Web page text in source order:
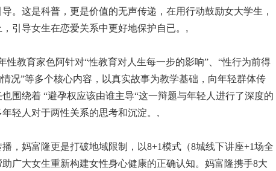
。这是科普，更是价值的无声传递，在用行动鼓励女大学生，
引导女生在恋爱关系中更好地保护自已。 ,
教育家色阿针对“性教育对人生每一步的影响”、“性行为前得
况”等多个核心内容，以真实故事为教学基础，向年轻群体传
围绕着 “避孕权应该由谁主导“这一辩题与年轻人进行了深度的
轻人对于两性关系的思考和沉淀。 ,
，妈富隆更是打破地域限制，以8+1模式（8城线下讲座+1场全
广大女生重新构建女性身心健康的正确认知。妈富隆携手8大